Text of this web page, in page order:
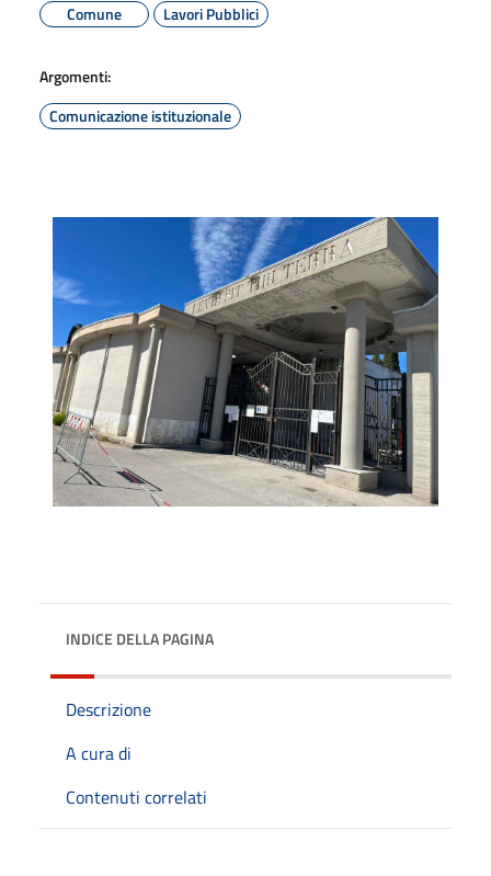
Comune
Lavori Pubblici
Argomenti:
Comunicazione istituzionale
INDICE DELLA PAGINA
Descrizione
A cura di
Contenuti correlati